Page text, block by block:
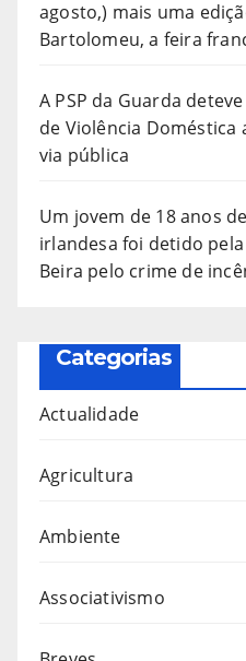
agosto,) mais uma
Bartolomeu, a feira
A PSP da Guarda
de Violência Doméstica
via pública
Um jovem de 18 anos
irlandesa foi detido
Beira pelo crime de
Categorias
Actualidade
Agricultura
Ambiente
Associativismo